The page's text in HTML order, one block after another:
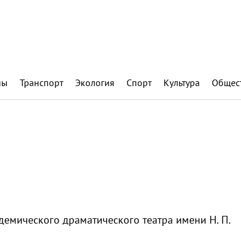
Транспорт Экология Спорт Культура
драматического театра имени Н. П.